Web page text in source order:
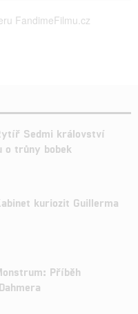
FandimeFilmu.cz
Sedmi království
o trůny bobek
kuriozit Guillerma
Příběh